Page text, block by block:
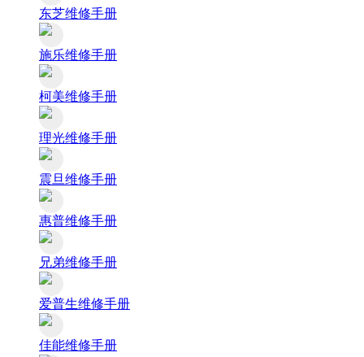
东芝维修手册
施乐维修手册
柯美维修手册
理光维修手册
震旦维修手册
惠普维修手册
兄弟维修手册
爱普生维修手册
佳能维修手册